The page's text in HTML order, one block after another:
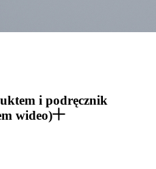
i podręcznik
wideo)